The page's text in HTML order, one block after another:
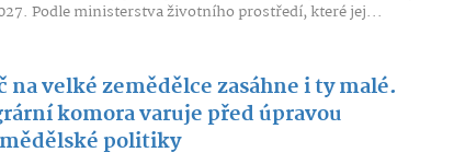
Podle ministerstva životního prostředí, které jej...
na velké zemědělce zasáhne i ty malé.
komora varuje před úpravou
politiky